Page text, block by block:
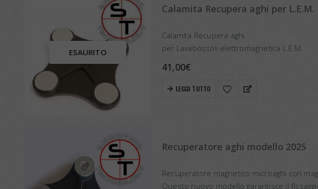
ESAURITO
Calamita Recupera aghi per L.E.M.
Calamita Recupera aghi
per Lavabossoli elettromagnetica L.E.M.
41,00€
LEGGI TUTTO
Recuperatore aghi modello 2025
Recuperatore magnetico microaghi con
Questo nuovo modello garantisce il